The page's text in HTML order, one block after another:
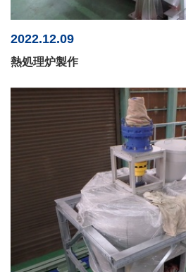
2022.12.09
熱処理炉製作